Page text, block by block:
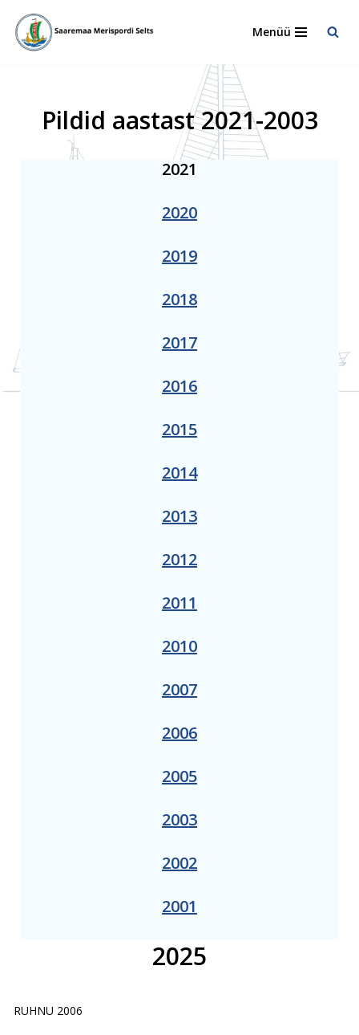
Skip
Menüü
Pildid aastast 2021-2003
2021
2020
2019
2018
2017
2016
2015
2014
2013
2012
2011
2010
2007
2006
2005
2003
2002
2001
2025
RUHNU 2006